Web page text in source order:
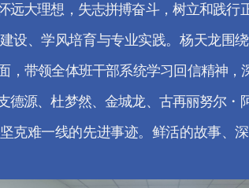
远大理想，失志拼搏奋斗，树立和践行
设、学风培育与专业实践。杨天龙围
，带领全体班干部系统学习回信精神，
德源、杜梦然、金城龙、古再丽努尔・
克难一线的先进事迹。鲜活的故事、